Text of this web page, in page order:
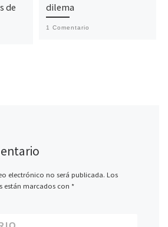
de
dilema
1 Comentario
electrónico no será publicada. Los
están marcados con *